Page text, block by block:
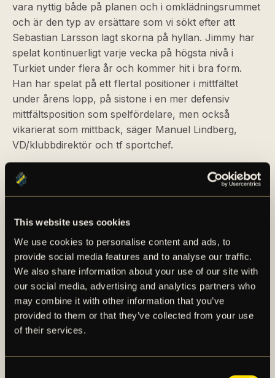
This website uses cookies
We use cookies to personalise content and ads, to
provide social media features and to analyse our traffic.
We also share information about your use of our site with
our social media, advertising and analytics partners who
may combine it with other information that you’ve
provided to them or that they’ve collected from your use
of their services.
vara nyttig både på planen och i omklädningsrummet
och är den typ av ersättare som vi sökt efter att
Sebastian Larsson lagt skorna på hyllan. Jimmy har
spelat kontinuerligt varje vecka på högsta nivå i
Turkiet under flera år och kommer hit i bra form.
Han har spelat på ett flertal positioner i mittfältet
under årens lopp, på sistone i en mer defensiv
mittfältsposition som spelfördelare, men också
vikarierat som mittback, säger Manuel Lindberg,
VD/klubbdirektör och tf sportchef.
För en längre faktapresentation av Jimmy Durmaz,
se det bifogade materialet i detta pressmeddelande.
samarbetspartner Bildbyrån.
AIK – SEDAN 1891